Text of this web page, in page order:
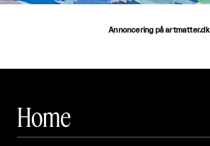
Annoncering på artmatter.dk
Home